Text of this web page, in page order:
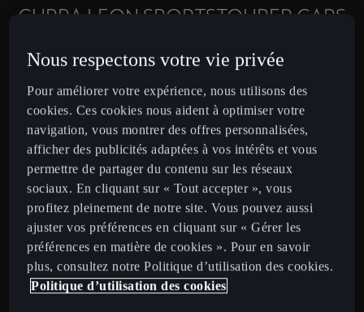
CUPRA LEON SPORTSTOURER CARS
Nous respectons votre vie privée
Pour améliorer votre expérience, nous utilisons des
cookies. Ces cookies nous aident à optimiser votre
navigation, vous montrer des offres personnalisées,
afficher des publicités adaptées à vos intérêts et vous
permettre de partager du contenu sur les réseaux
sociaux. En cliquant sur « Tout accepter », vous
profitez pleinement de notre site. Vous pouvez aussi
ajuster vos préférences en cliquant sur « Gérer les
préférences en matière de cookies ». Pour en savoir
plus, consultez notre Politique d’utilisation des cookies.
Politique d’utilisation des cookies